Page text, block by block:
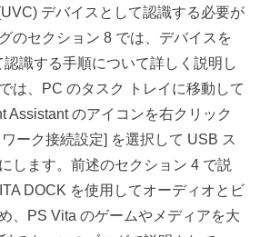
デバイスとして認識する必要が
のセクション 8 では、デバイスを
識する手順について詳しく説明し
は、PC のタスク トレイに移動して
Assistant のアイコンを右クリック
ーク接続設定] を選択して USB ス
します。前述のセクション 4 で説
DOCK を使用してオーディオとビ
、PS Vita のゲームやメディアを大